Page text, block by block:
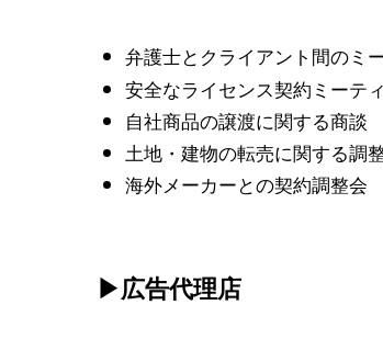
弁護士とクライアント間のミ
安全なライセンス契約ミーテ
自社商品の譲渡に関する商談
土地・建物の転売に関する調
海外メーカーとの契約調整会
▶広告代理店